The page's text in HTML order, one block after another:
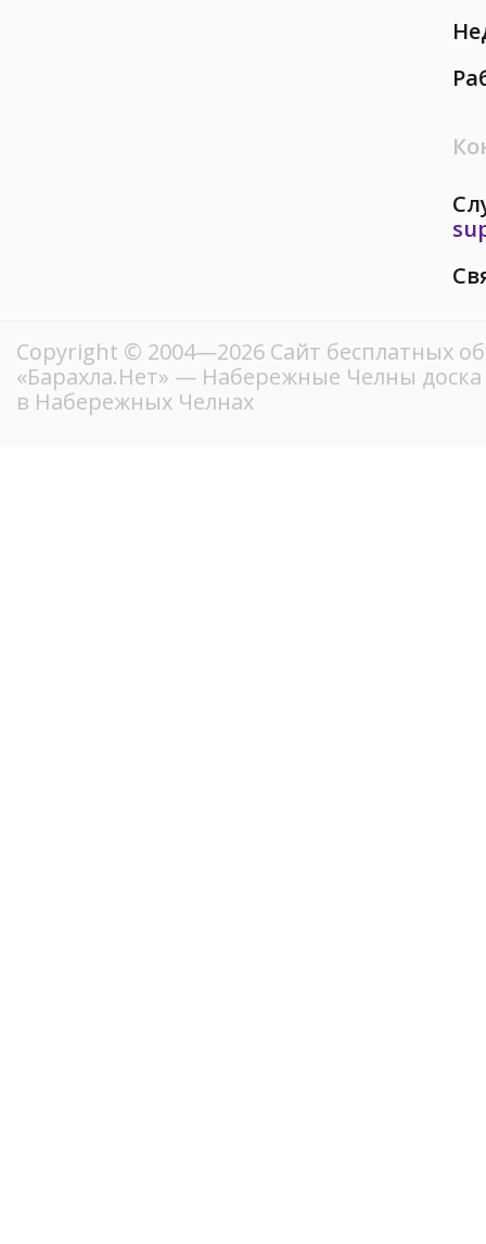
Copyright © 2004—2026 Сайт бесплатных
«Барахла.Нет» — Набережные Челны доска
в Набережных Челнах